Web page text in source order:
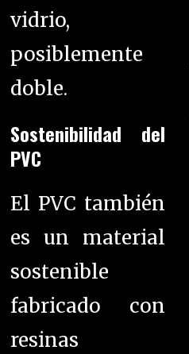
vidrio,
posiblemente
doble.
Sostenibilidad del
PVC
El PVC también
es un material
sostenible
fabricado con
resinas